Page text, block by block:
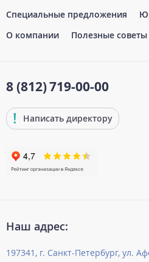
Специальные предложения
О компании
Полезные советы
8 (812)719-00-00
Написать директору
Наш адрес:
197341, г. Санкт-Петербург, ул.